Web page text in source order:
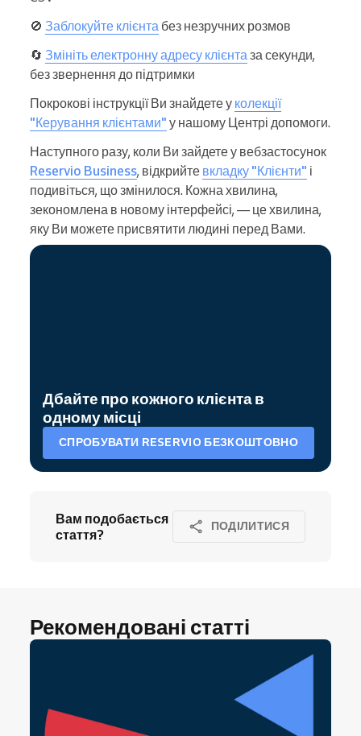
🚫 Заблокуйте клієнта без незручних розмов
🔄 Змініть електронну адресу клієнта за секунди,
без звернення до підтримки
Покрокові інструкції Ви знайдете у колекції
"Керування клієнтами" у нашому Центрі допомоги.
Наступного разу, коли Ви зайдете у вебзастосунок
Reservio Business, відкрийте вкладку "Клієнти" і
подивіться, що змінилося. Кожна хвилина,
зекономлена в новому інтерфейсі, — це хвилина,
яку Ви можете присвятити людині перед Вами.
Дбайте про кожного клієнта в
одному місці
СПРОБУВАТИ RESERVIO БЕЗКОШТОВНО
Вам подобається
стаття?
ПОДІЛИТИСЯ
Рекомендовані статті